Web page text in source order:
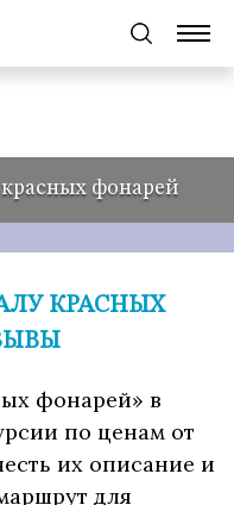
фонарей
КРАСНЫХ
фонарей» в
по ценам от
их описание и
для